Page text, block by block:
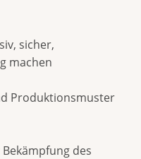
sicher,
machen
Produktionsmuster
des